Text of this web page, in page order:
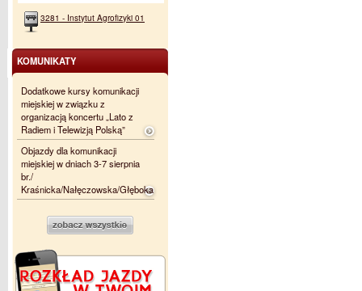
3281 - Instytut Agrofizyki 01
KOMUNIKATY
Dodatkowe kursy komunikacji
miejskiej w związku z
organizacją koncertu „Lato z
Radiem i Telewizją Polską”
Objazdy dla komunikacji
miejskiej w dniach 3-7 sierpnia
br./
Kraśnicka/Nałęczowska/Głęboka